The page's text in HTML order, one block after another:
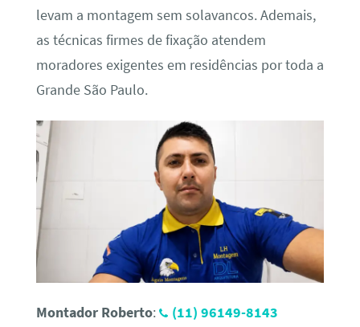
levam a montagem sem solavancos. Ademais,
as técnicas firmes de fixação atendem
moradores exigentes em residências por toda a
Grande São Paulo.
Montador Roberto:
(11) 96149-8143